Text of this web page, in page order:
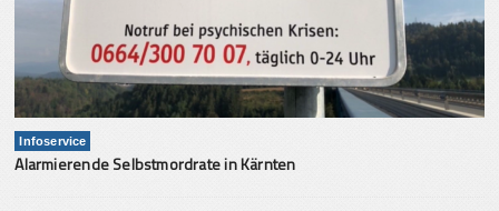
Infoservice
Alarmierende Selbstmordrate in Kärnten